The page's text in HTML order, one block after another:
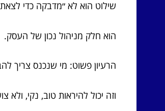
שילוט הוא לא ״מדבקה כדי לצאת
הוא חלק מניהול נכון של העסק.
הרעיון פשוט: מי שנכנס צריך
וזה יכול להיראות טוב, נקי, ולא